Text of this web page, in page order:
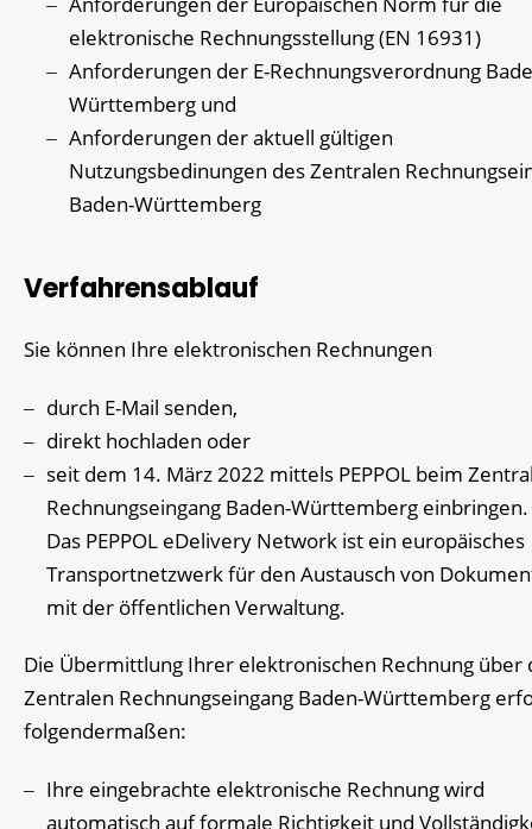
elektronische Rechnungsstellung (EN 16931)
Anforderungen der E-Rechnungsverordnung
Württemberg und
Anforderungen der aktuell gültigen
Nutzungsbedinungen des Zentralen
Baden-Württemberg
Verfahrensablauf
Sie können Ihre elektronischen Rechnungen
durch E-Mail senden,
direkt hochladen oder
seit dem 14. März 2022 mittels PEPPOL beim
Rechnungseingang Baden-Württemberg einbringen.
Das PEPPOL eDelivery Network ist ein europäisches
Transportnetzwerk für den Austausch von
mit der öffentlichen Verwaltung.
Die Übermittlung Ihrer elektronischen Rechnung über
Zentralen Rechnungseingang Baden-Württemberg
folgendermaßen:
Ihre eingebrachte elektronische Rechnung wird
automatisch auf formale Richtigkeit und